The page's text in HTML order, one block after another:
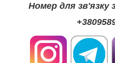
Номер для зв'язку